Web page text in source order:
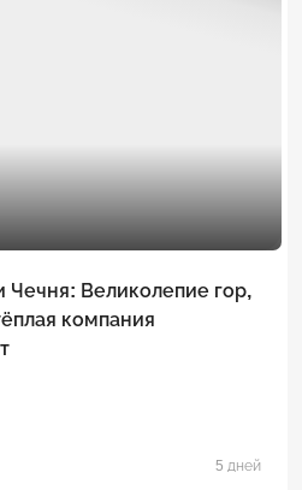
Чечня: Великолепие гор,
компания
5 дней